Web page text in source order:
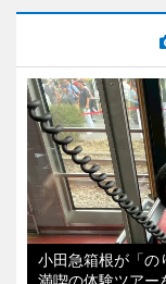
小田急箱根が「